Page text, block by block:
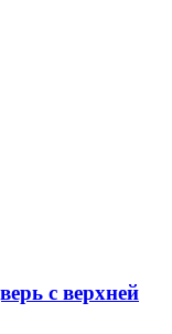
с верхней